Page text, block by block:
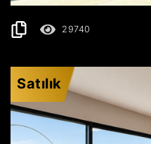
29740
Satılık